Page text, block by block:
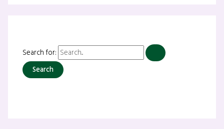
Search for: